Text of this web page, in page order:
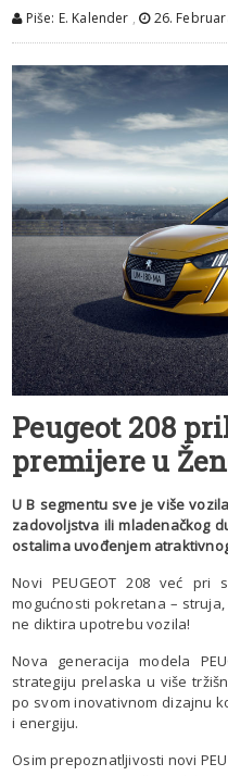
Piše: E. Kalender , 26.
Peugeot 208
premijere u
U B segmentu sve je više
zadovoljstva ili mladenačkog
ostalima uvođenjem
Novi PEUGEOT 208 već
mogućnosti pokretana –
ne diktira upotrebu vozila!
Nova generacija modela
strategiju prelaska u više
po svom inovativnom dizajnu
i energiju.
Osim prepoznatljivosti novi